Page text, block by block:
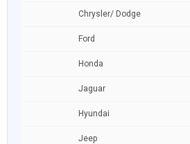
Chrysler/ Dodge
Ford
Honda
Jaguar
Hyundai
Jeep